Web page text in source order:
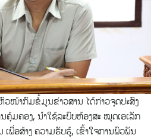
ໜ້າກົມຂໍ້ມູນຂ່າວສານ ໄດ້ກ່າວຈຸດປະສົງ
ມຄອງ, ນໍາໃຊ້ລະບົບຫ້ອງສະ ໝຸດເອເລັກ
ພື່ອສ້າງ ຄວາມຮັບຮູ້, ເຂົ້າໃຈການພົວພັນ